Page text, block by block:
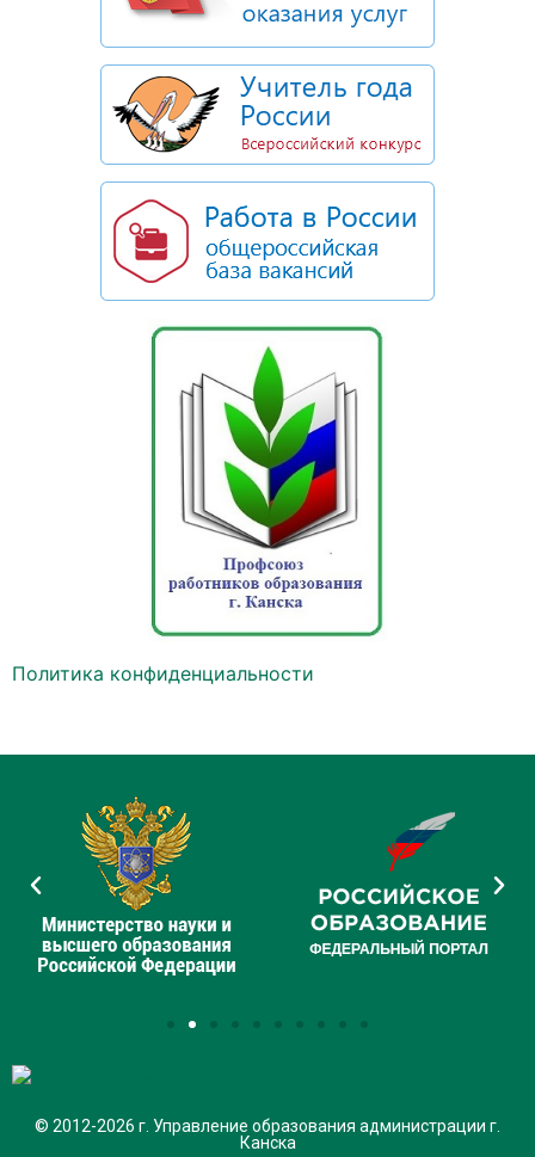
Политика конфиденциальности
© 2012-2026 г. Управление образования администрации г.
Канска